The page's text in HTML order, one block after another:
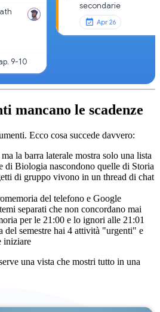
9-10
secondarie
Apr 26
mancano le scadenze
Ecco cosa succede davvero:
la barra laterale mostra solo una lista
di Biologia nascondono quelle di Storia
di gruppo vivono in un thread di chat
del telefono e Google
separati che non concordano mai
per le 21:00 e lo ignori alle 21:01
del semestre hai 4 attività "urgenti" e
iniziare
una vista che mostri tutto in una